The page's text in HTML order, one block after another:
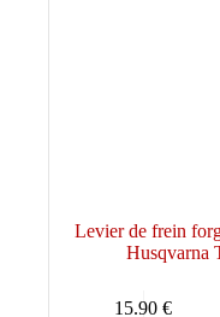
Levier de frein
Husqvarna
15.90€